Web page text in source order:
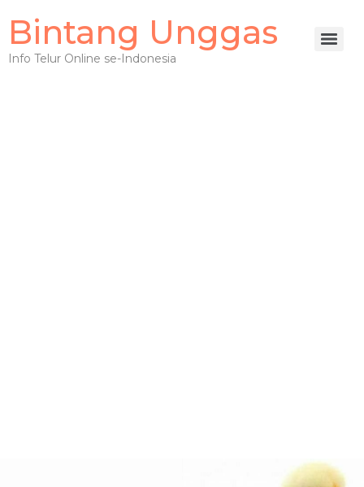
Bintang Unggas
Info Telur Online se-Indonesia